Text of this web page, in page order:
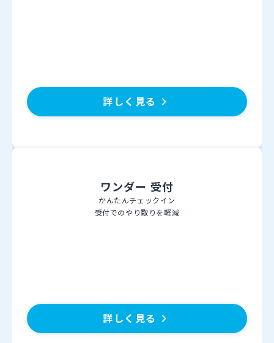
詳しく見る keyboard_arrow_right
ワンダー 受付
かんたんチェックイン
受付でのやり取りを軽減
詳しく見る keyboard_arrow_right